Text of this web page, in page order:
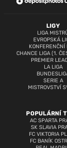
LIGY
LIGA
EVROPSKÁ
KONFERENČNÍ
CHANCE LIGA (1.
PREMIER
LA LIGA
SERIE A
MISTROVSTVÍ
POPULÁRNÍ
AC SPARTA
SK SLAVIA
FC VIKTORIA
FC BANÍK